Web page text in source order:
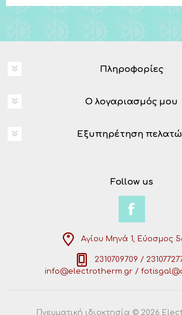
Πληροφορίες
Ο λογαριασμός μου
Εξυπηρέτηση
Follow us
Αγίου Μηνά 1, Εύοσμος
2310709709 /
info@electrotherm.gr /
Πνευματική ιδιοκτησία © 2026